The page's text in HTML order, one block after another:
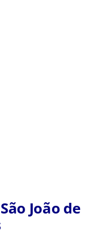
João de